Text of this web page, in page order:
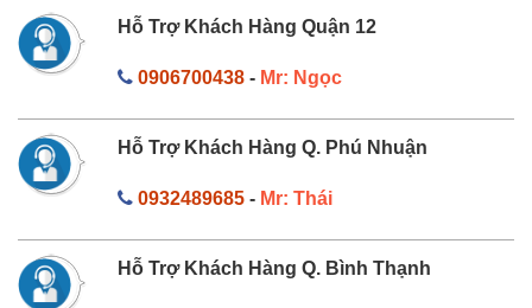
Hỗ Trợ Khách Hàng Quận 12
0906700438- Mr: Ngọc
Hỗ Trợ Khách Hàng Q. Phú Nhuận
0932489685- Mr: Thái
Hỗ Trợ Khách Hàng Q. Bình Thạnh